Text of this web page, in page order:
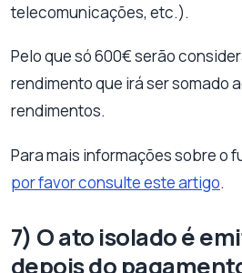
telecomunicações, etc.).
Pelo que só 600€ serão
rendimento que irá ser somado
rendimentos.
Para mais informações sobre o
por favor consulte este artigo.
7) O ato isolado é
depois do